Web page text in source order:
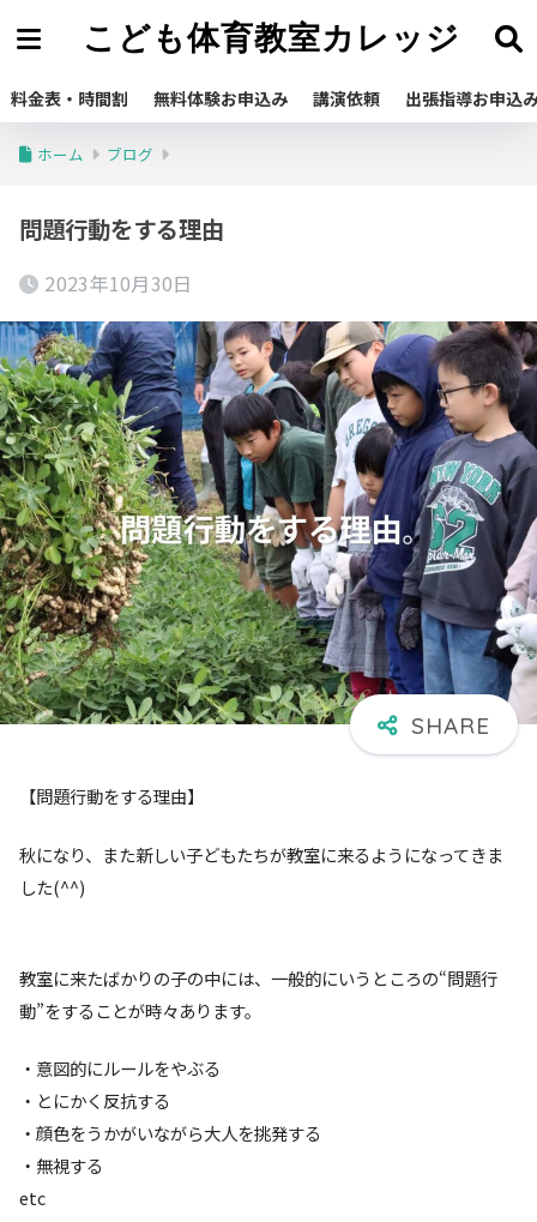
こども体育教室カレッジ
料金表・時間割 無料体験お申込み 講演依頼 出張指導お申込
ホーム ブログ
問題行動をする理由
2023年10月30日
【問題行動をする理由】
秋になり、また新しい子どもたちが教室に来るようになってきま
した(^^)
教室に来たばかりの子の中には、一般的にいうところの“問題行
動”をすることが時々あります。
・意図的にルールをやぶる
・とにかく反抗する
・顔色をうかがいながら大人を挑発する
・無視する
etc